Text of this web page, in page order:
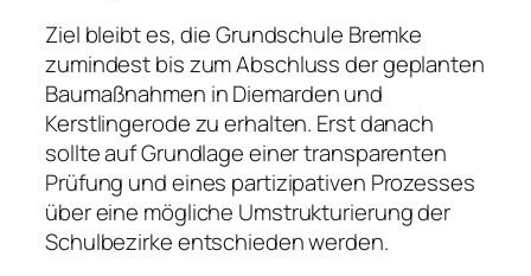
Ziel bleibt es, die Grundschule Bremke
zumindest bis zum Abschluss der geplanten
Baumaßnahmen in Diemarden und
Kerstlingerode zu erhalten. Erst danach
sollte auf Grundlage einer transparenten
Prüfung und eines partizipativen Prozesses
über eine mögliche Umstrukturierung der
Schulbezirke entschieden werden.